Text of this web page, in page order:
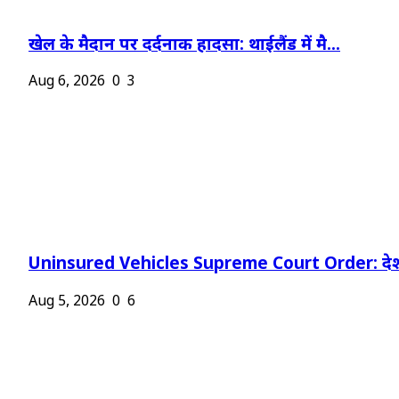
खेल के मैदान पर दर्दनाक हादसा: थाईलैंड में मै...
Aug 6, 2026 0 3
Uninsured Vehicles Supreme Court Order:
Aug 5, 2026 0 6